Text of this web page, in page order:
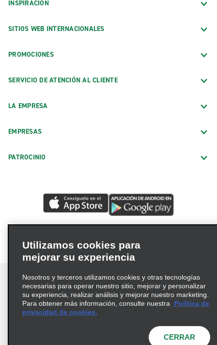
INSPIRACIÓN
SITIOS WEB INTERNACIONALES
PROMOCIONES
SERVICIO DE ATENCIÓN AL CLIENTE
LA EMPRESA
EMPRESAS
PATROCINIO
Términos de uso
Política de privacidad
© 2026 Enterprise Holdings, Inc. Todos los derechos
Utilizamos cookies para
mejorar su experiencia
Nosotros y terceros utilizamos cookies y otras tecnologías
necesarias para operar nuestro sitio, mejorar y personalizar
su experiencia, realizar análisis y mejorar nuestro marketing.
Para obtener más información, consulte nuestra
Política de
privacidad de cookies.
CERRAR